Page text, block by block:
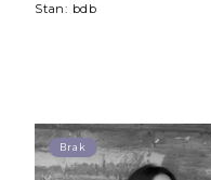
Stan: bdb
Brak